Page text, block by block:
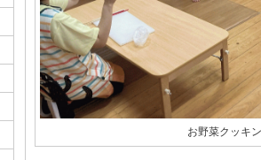
お野菜クッキ